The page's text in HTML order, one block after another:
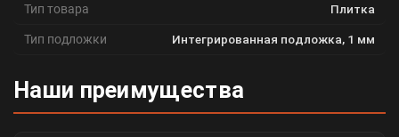
Тип товара Плитка
Тип подложки Интегрированная подложка, 1 мм
Наши преимущества